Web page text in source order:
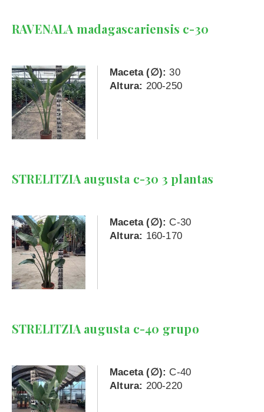
RAVENALA madagascariensis c-30
Maceta (∅): 30
Altura: 200-250
STRELITZIA augusta c-30 3 plantas
Maceta (∅): C-30
Altura: 160-170
STRELITZIA augusta c-40 grupo
Maceta (∅): C-40
Altura: 200-220